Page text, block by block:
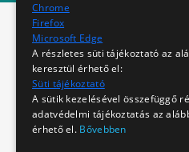
Chrome
Firefox
Microsoft Edge
A részletes süti tájékoztató az
keresztül érhető el:
Süti tájékoztató
A sütik kezelésével összefüggő
adatvédelmi tájékoztatás az
érhető el. Bővebben